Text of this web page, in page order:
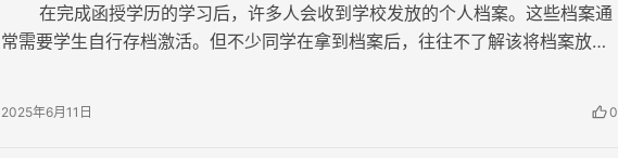
在完成函授学历的学习后，许多人会收到学校发放的个人档案。这些档案通
常需要学生自行存档激活。但不少同学在拿到档案后，往往不了解该将档案放在
2025年6月11日 0